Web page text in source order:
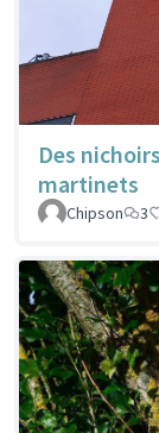
Des
martinets
Chipson
3